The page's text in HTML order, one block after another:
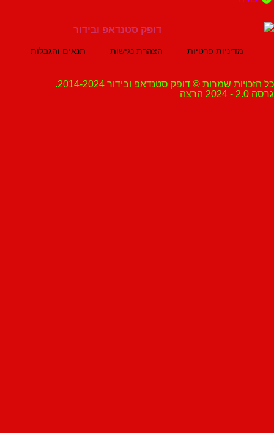
מדיניות פרטיות הצהרת נגישות תנאים והגבלות
שמרות © דופק סטנדאפ ובידור 2014-2024.